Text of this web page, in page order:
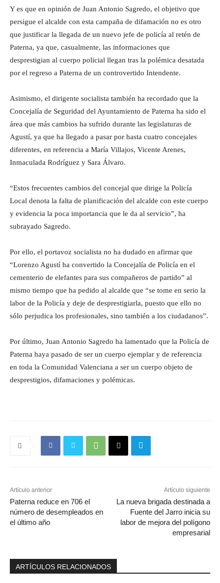
Y es que en opinión de Juan Antonio Sagredo, el objetivo que
persigue el alcalde con esta campaña de difamación no es otro
que justificar la llegada de un nuevo jefe de policía al retén de
Paterna, ya que, casualmente, las informaciones que
desprestigian al cuerpo policial llegan tras la polémica desatada
por el regreso a Paterna de un controvertido Intendente.
Asimismo, el dirigente socialista también ha recordado que la
Concejalía de Seguridad del Ayuntamiento de Paterna ha sido el
área que más cambios ha sufrido durante las legislaturas de
Agustí, ya que ha llegado a pasar por hasta cuatro concejales
diferentes, en referencia a María Villajos, Vicente Arenes,
Inmaculada Rodríguez y Sara Álvaro.
“Estos frecuentes cambios del concejal que dirige la Policía
Local denota la falta de planificación del alcalde con este cuerpo
y evidencia la poca importancia que le da al servicio”, ha
subrayado Sagredo.
Por ello, el portavoz socialista no ha dudado en afirmar que
“Lorenzo Agustí ha convertido la Concejalía de Policía en el
cementerio de elefantes para sus compañeros de partido” al
mismo tiempo que ha pedido al alcalde que “se tome en serio la
labor de la Policía y deje de desprestigiarla, puesto que ello no
sólo perjudica los profesionales, sino también a los ciudadanos”.
Por último, Juan Antonio Sagredo ha lamentado que la Policía de
Paterna haya pasado de ser un cuerpo ejemplar y de referencia
en toda la Comunidad Valenciana a ser un cuerpo objeto de
desprestigios, difamaciones y polémicas.
Artículo anterior
Paterna reduce en 706 el
número de desempleados en
el último año
Artículo siguiente
La nueva brigada destinada a
Fuente del Jarro inicia su
labor de mejora del polígono
empresarial
ARTÍCULOS RELACIONADOS